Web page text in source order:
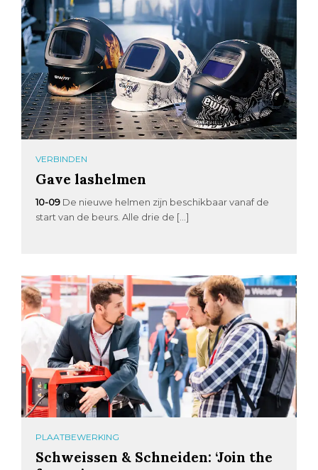
VERBINDEN
Gave lashelmen
10-09 De nieuwe helmen zijn beschikbaar vanaf de
start van de beurs. Alle drie de […]
PLAATBEWERKING
Schweissen & Schneiden: ‘Join the